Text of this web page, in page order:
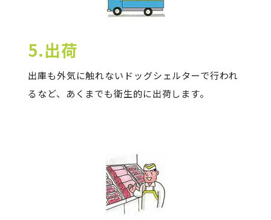
5.出荷
出庫も外気に触れないドッグシェルターで行われ
るなど、あくまでも衛生的に出荷します。